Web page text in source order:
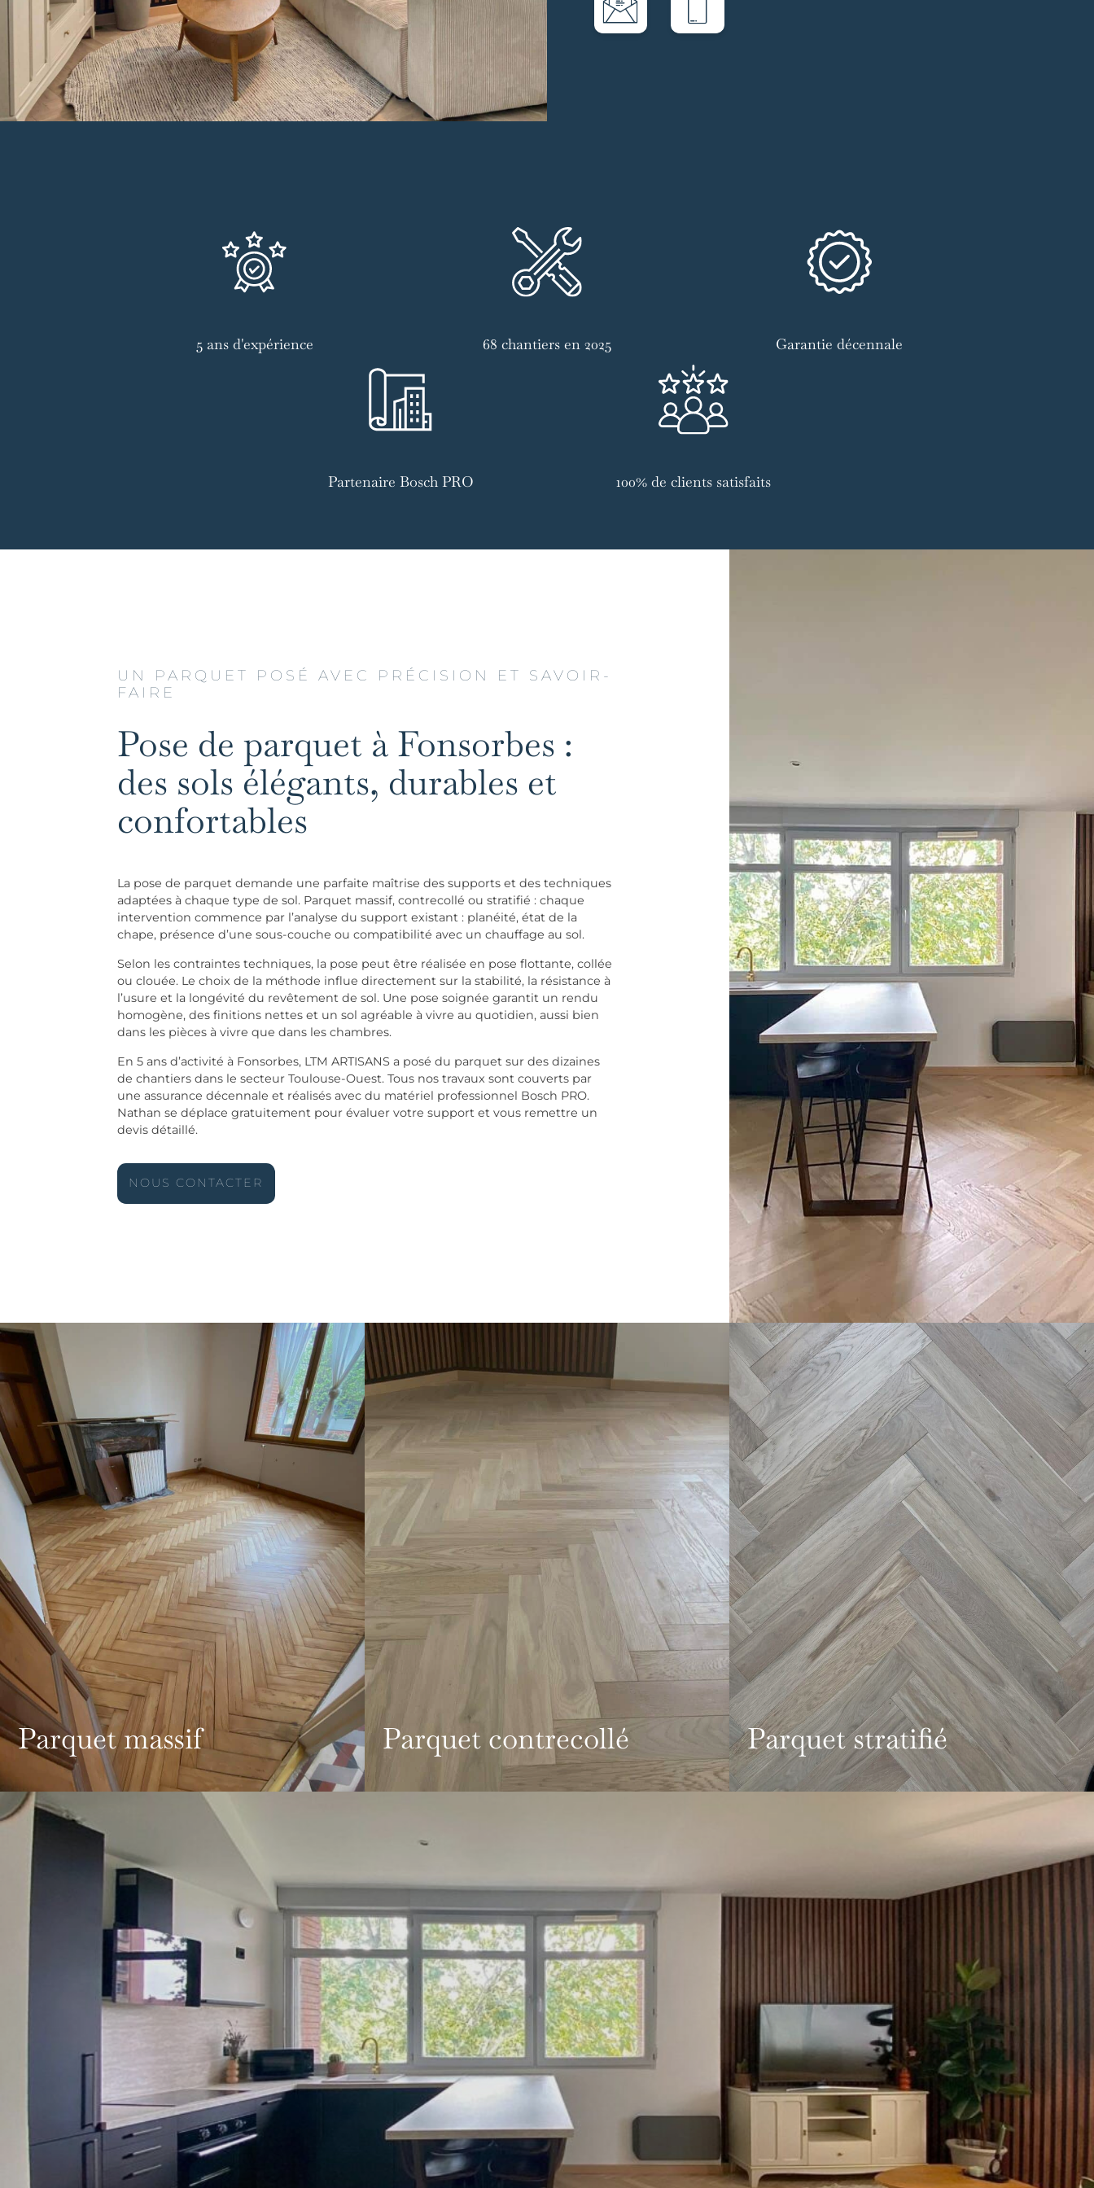
5 ans d'expérience 68 chantiers en 2025 Garantie décennale
Partenaire Bosch PRO 100% de clients satisfaits
UN PARQUET POSÉ AVEC PRÉCISION ET SAVOIR-
FAIRE
Pose de parquet à Fonsorbes :
des sols élégants, durables et
confortables
La pose de parquet demande une parfaite maîtrise des supports et des techniques
adaptées à chaque type de sol. Parquet massif, contrecollé ou stratifié : chaque
intervention commence par l’analyse du support existant : planéité, état de la
chape, présence d’une sous-couche ou compatibilité avec un chauffage au sol.
Selon les contraintes techniques, la pose peut être réalisée en pose flottante, collée
ou clouée. Le choix de la méthode influe directement sur la stabilité, la résistance à
l’usure et la longévité du revêtement de sol. Une pose soignée garantit un rendu
homogène, des finitions nettes et un sol agréable à vivre au quotidien, aussi bien
dans les pièces à vivre que dans les chambres.
En 5 ans d’activité à Fonsorbes, LTM ARTISANS a posé du parquet sur des dizaines
de chantiers dans le secteur Toulouse-Ouest. Tous nos travaux sont couverts par
une assurance décennale et réalisés avec du matériel professionnel Bosch PRO.
Nathan se déplace gratuitement pour évaluer votre support et vous remettre un
devis détaillé.
NOUS CONTACTER
Parquet massif Parquet contrecollé Parquet stratifié